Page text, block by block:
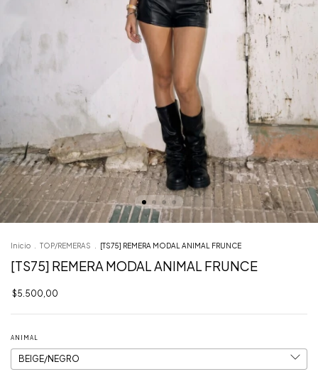
Inicio TOP/REMERAS [TS75] REMERA MODAL ANIMAL FRUNCE
[TS75] REMERA MODAL ANIMAL FRUNCE
$5.500,00
ANIMAL